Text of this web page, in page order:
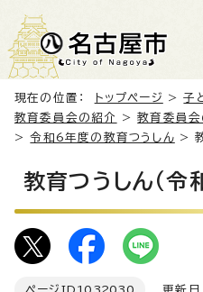
現在の位置： トップページ >子
教育委員会の紹介
>教育委員会
>令和6年度の教育つうしん >
教育つうしん（令